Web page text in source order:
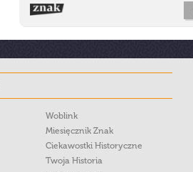
Woblink
Miesięcznik Znak
Ciekawostki Historyczne
Twoja Historia